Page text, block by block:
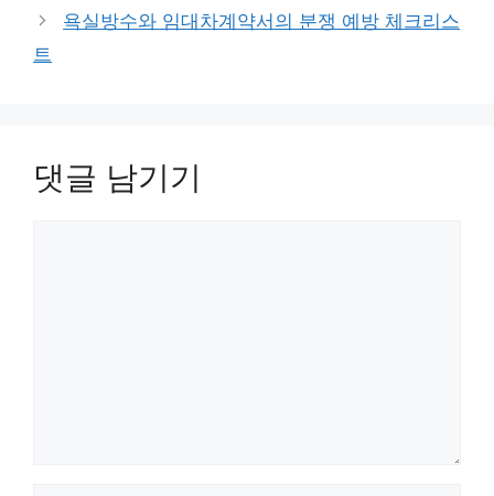
욕실방수와 임대차계약서의 분쟁 예방 체크리스
트
댓글 남기기